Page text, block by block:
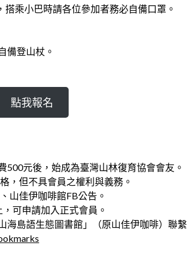
乘小巴時請各位參加者務必自備口罩。
備登山杖。
點我報名
500元後，始成為臺灣山林復育協會會友。
，但不具會員之權利與義務。
山佳伊咖啡館FB公告。
可申請加入正式會員。
海島語生態圖書館」（原山佳伊咖啡）聯繫